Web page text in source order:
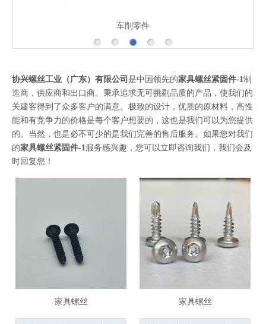
车削零件
协兴螺丝工业（广东）有限公司 是中国领先的家具螺丝紧固件-1制
造商，供应商和出口商。秉承追求无可挑剔品质的产品，使我们的
关建客得到了众多客户的满意。极致的设计，优质的原材料，高性
能和有竞争力的价格是每个客户想要的，这也是我们可以为您提供
的。当然，也是必不可少的是我们完善的售后服务。如果您对我们
的家具螺丝紧固件-1服务感兴趣，您可以立即咨询我们，我们会及
时回复您！
家具螺丝 家具螺丝